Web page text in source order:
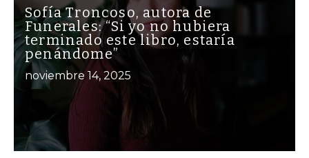
Sofía Troncoso, autora de
Funerales: “Si yo no hubiera
terminado este libro, estaría
penándome”
noviembre 14, 2025